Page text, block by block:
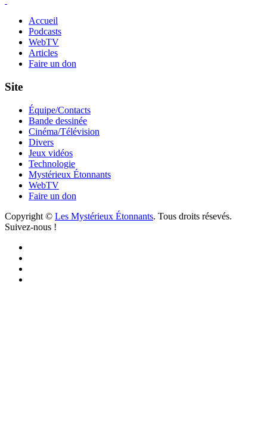
Accueil
Podcasts
WebTV
Articles
Faire un don
Site
Équipe/Contacts
Bande dessinée
Cinéma/Télévision
Divers
Jeux vidéos
Technologie
Mystérieux Étonnants
WebTV
Faire un don
Copyright © Les Mystérieux Étonnants. Tous droits résevés.
Suivez-nous !